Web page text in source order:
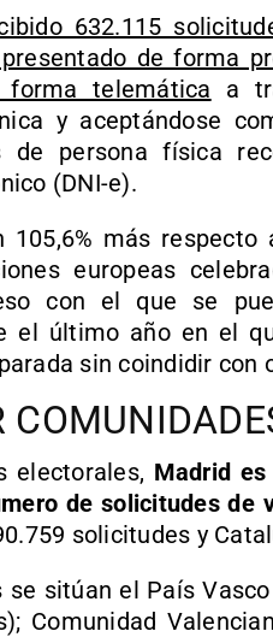
632.115
de forma
telemática a
y aceptándose
de persona física
(DNI-e).
105,6% más
europeas
con el que se
el último año en el
sin coindidir con
electorales, Madrid
de solicitudes de
solicitudes y
sitúan el País
Comunidad